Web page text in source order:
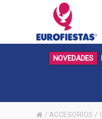
NOVEDADES
/ ACCESORIOS /